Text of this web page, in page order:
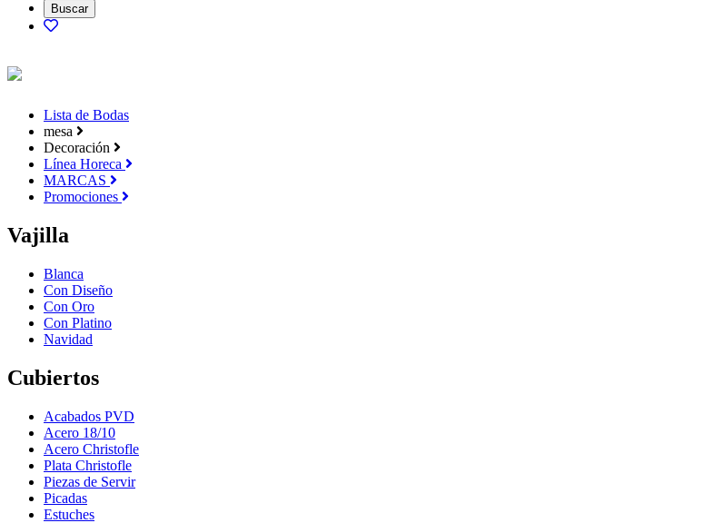
Lista de Bodas
mesa
Decoración
Línea Horeca
MARCAS
Promociones
Vajilla
Blanca
Con Diseño
Con Oro
Con Platino
Navidad
Cubiertos
Acabados PVD
Acero 18/10
Acero Christofle
Plata Christofle
Piezas de Servir
Picadas
Estuches